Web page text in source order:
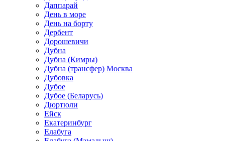
Даппарай
День в море
День на борту
Дербент
Дорошевичи
Дубна
Дубна (Кимры)
Дубна (трансфер) Москва
Дубовка
Дубое
Дубое (Беларусь)
Дюртюли
Ейск
Екатеринбург
Елабуга